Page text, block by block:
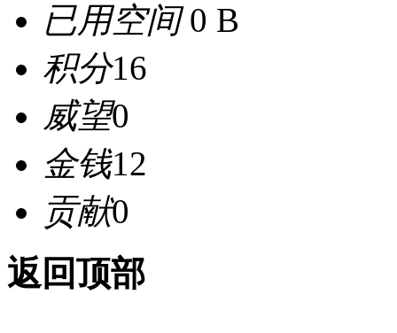
已用空间0 B
积分16
威望0
金钱12
贡献0
返回顶部